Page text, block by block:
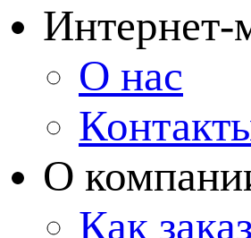
Интернет-
О нас
О
Как